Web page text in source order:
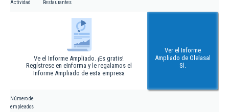
Actividad Restaurantes
Ve el Informe Ampliado. ¡Es gratis!
Regístrese en eInforma y le regalamos el
Informe Ampliado de esta empresa
Ver el Informe
Ampliado de Olelasal
Sl.
Número de
empleados